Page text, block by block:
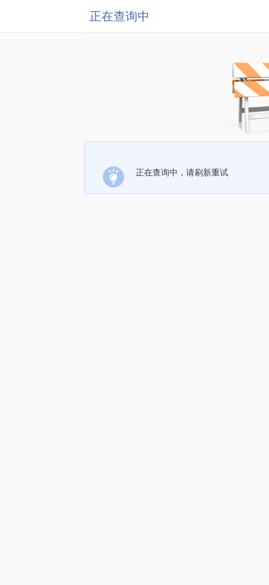
正在查询中
正在查询中，请刷新重试